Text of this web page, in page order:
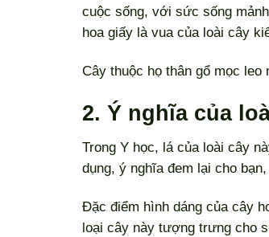
cuộc sống, với sức sống
hoa giấy là vua của loài cây
Cây thuộc họ thân gổ mọc
2. Ý nghĩa của
Trong Y học, lá của loài cây
dụng, ý nghĩa đem lại cho
Đặc điểm hình dáng của cây
loại cây này tượng trưng cho